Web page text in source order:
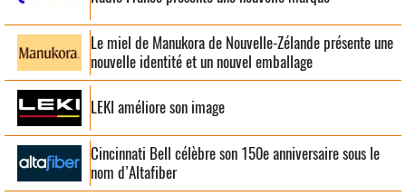
Le miel de Manukora de Nouvelle-Zélande présente une
nouvelle identité et un nouvel emballage
LEKI améliore son image
Cincinnati Bell célèbre son 150e anniversaire sous le
nom d’Altafiber